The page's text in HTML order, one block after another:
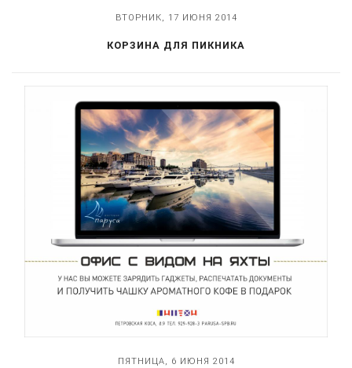
ВТОРНИК, 17 ИЮНЯ 2014
КОРЗИНА ДЛЯ ПИКНИКА
ПЯТНИЦА, 6 ИЮНЯ 2014